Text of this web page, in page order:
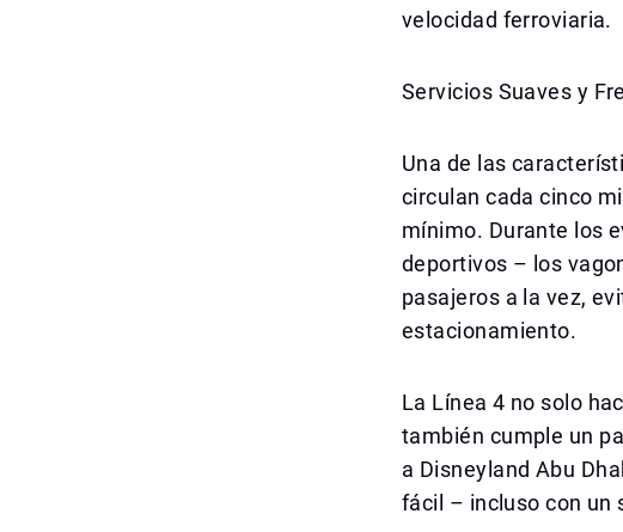
velocidad ferroviaria.
Servicios Suaves y
Una de las
circulan cada cinco
mínimo. Durante los
deportivos – los
pasajeros a la vez,
estacionamiento.
La Línea 4 no solo
también cumple un
a Disneyland Abu
fácil – incluso con un